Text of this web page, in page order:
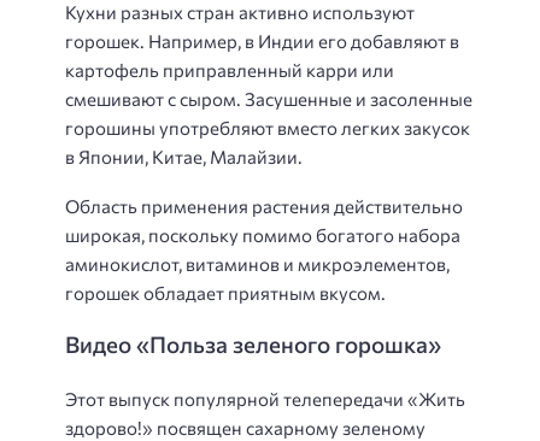
Кухни разных стран активно используют
горошек. Например, в Индии его добавляют в
картофель приправленный карри или
смешивают с сыром. Засушенные и засоленные
горошины употребляют вместо легких закусок
в Японии, Китае, Малайзии.
Область применения растения действительно
широкая, поскольку помимо богатого набора
аминокислот, витаминов и микроэлементов,
горошек обладает приятным вкусом.
Видео «Польза зеленого горошка»
Этот выпуск популярной телепередачи «Жить
здорово!» посвящен сахарному зеленому